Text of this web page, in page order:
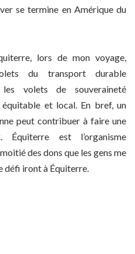
se termine en Amérique du
lors de mon voyage,
du transport durable
volets de souveraineté
et local. En bref, un
peut contribuer à faire une
est l’organisme
des dons que les gens me
défi iront à Équiterre.